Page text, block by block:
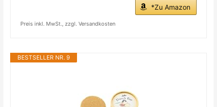
*Zu Amazon
Preis inkl. MwSt., zzgl. Versandkosten
BESTSELLER NR. 9